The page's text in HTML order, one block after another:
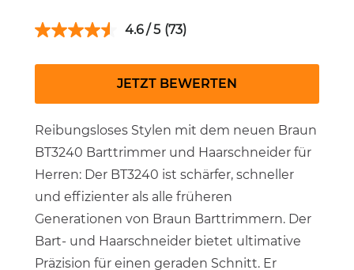
4.6 (73)
JETZT BEWERTEN
Reibungsloses Stylen mit dem neuen Braun
BT3240 Barttrimmer und Haarschneider für
Herren: Der BT3240 ist schärfer, schneller
und effizienter als alle früheren
Generationen von Braun Barttrimmern. Der
Bart- und Haarschneider bietet ultimative
Präzision für einen geraden Schnitt. Er